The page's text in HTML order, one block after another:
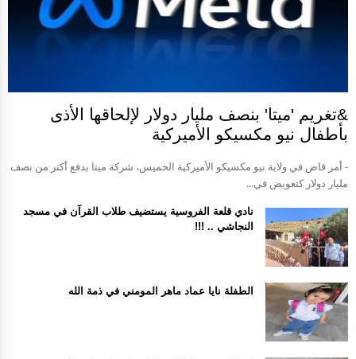
&تغريم 'ميتا' بنصف مليار دولار لإلحاقها الأذى
بأطفال نيو مكسيكو الأميركية
- أمر قاض في ولاية نيو مكسيكو الأميركية الخميس، شركة ميتا بدفع أكثر من نصف
مليار دولار كتعويض في...
نادي قلعة الفروسية يستضيف طلاب القرآن في مسجد
النجاشي .. !!!
الطفلة نايا عماد ماهر المومني في ذمة الله